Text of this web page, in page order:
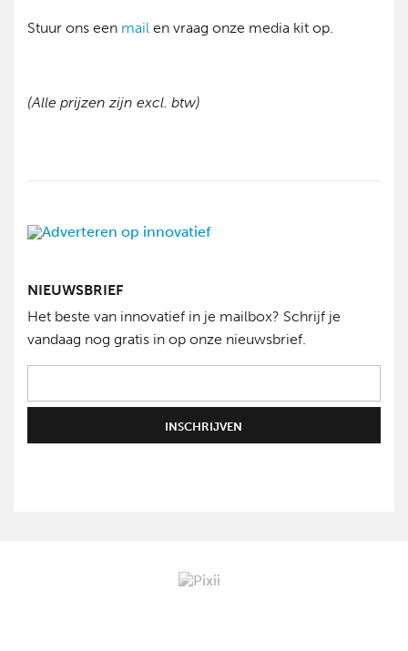
Stuur ons een mail en vraag onze media kit op.
(Alle prijzen zijn excl. btw)
NIEUWSBRIEF
Het beste van innovatief in je mailbox? Schrijf je
vandaag nog gratis in op onze nieuwsbrief.